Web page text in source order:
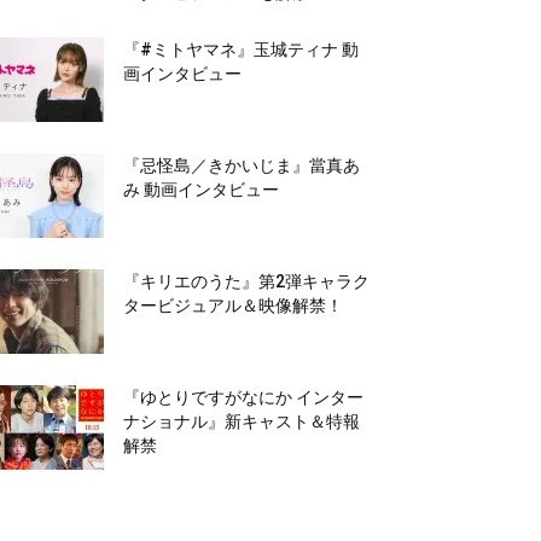
『#ミトヤマネ』玉城ティナ 動
画インタビュー
『忌怪島／きかいじま』當真あ
み 動画インタビュー
『キリエのうた』第2弾キャラク
タービジュアル＆映像解禁！
『ゆとりですがなにか インター
ナショナル』新キャスト＆特報
解禁